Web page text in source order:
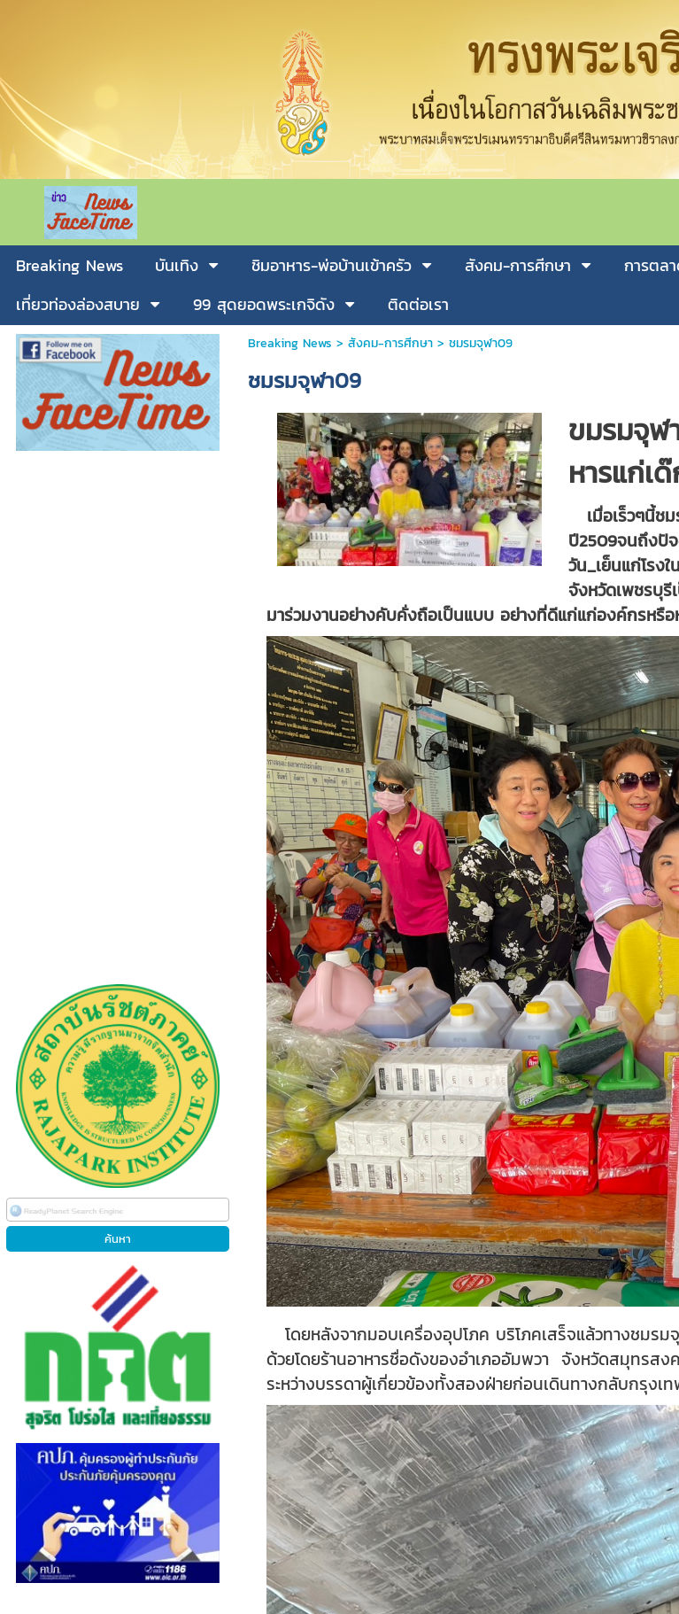
Breaking News บันเทิง ชิมอาหาร-พ่อบ้านเข้าครัว สังคม-การศีกษา การตล
เที่ยวท่องล่องสบาย
99 สุดยอดพระเกจิดัง ติดต่อเรา
Breaking News > สังคม-การศีกษา> ชมรมจุฬา09
ชมรมจุฬา09
ขมรมจุฬ
หารแก่เ
เมื่อเร็วๆนี้ช
ปี2509จนถึงปัจ
วัน_เย็นแก่โรง
จังหวัดเพชรบุรี
มาร่วมงานอย่างคับคั่งถือเป็นแบบ อย่างที่ดีแก่แก่องค์กรหรือ
โดยหลังจากมอบเครื่องอุปโภค บริโภคเสร็จแล้วทางชมรม
ด้วยโดยร้านอาหารชื่อดังของอำเภออัมพวา จังหวัดสมุทรสง
ระหว่างบรรดาผู้เกี่ยวข้องทั้งสองฝ่ายก่อนเดินทางกลับกรุงเ